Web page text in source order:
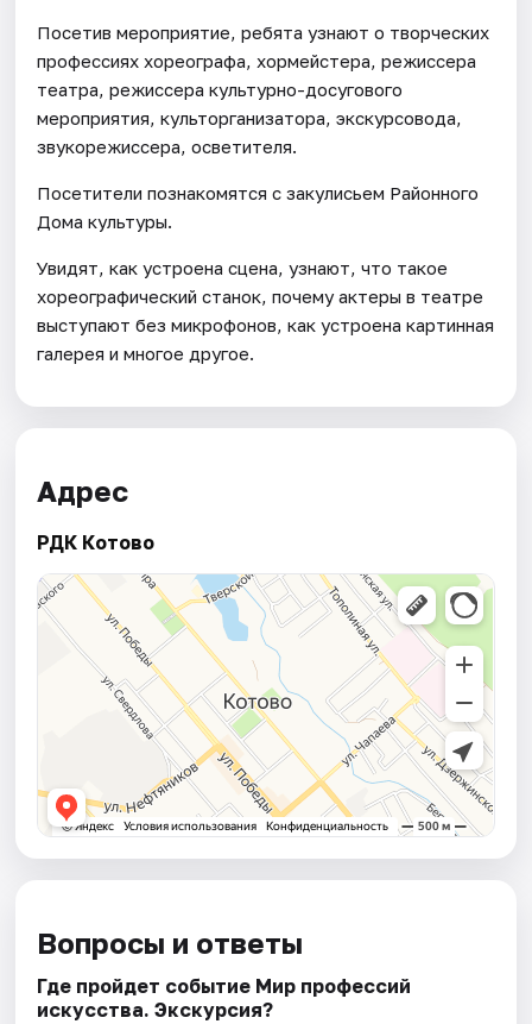
Посетив мероприятие, ребята узнают о творческих
профессиях хореографа, хормейстера, режиссера
театра, режиссера культурно-досугового
мероприятия, культорганизатора, экскурсовода,
звукорежиссера, осветителя.
Посетители познакомятся с закулисьем Районного
Дома культуры.
Увидят, как устроена сцена, узнают, что такое
хореографический станок, почему актеры в театре
выступают без микрофонов, как устроена картинная
галерея и многое другое.
Адрес
РДК Котово
Вопросы и ответы
Где пройдет событие Мир профессий
искусства. Экскурсия?